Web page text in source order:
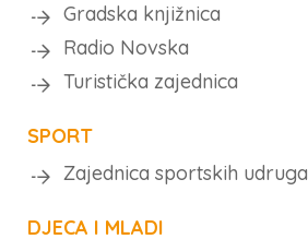
Gradska knjižnica
Radio Novska
Turistička zajednica
SPORT
Zajednica sportskih udruga
DJECA I MLADI